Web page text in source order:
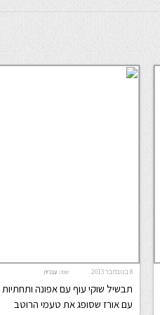
8 בנובמבר 2013 שפה: עברית
תבשיל שוקי עוף עם אפונה
עם אורז שסופג את טעמי הרוטב